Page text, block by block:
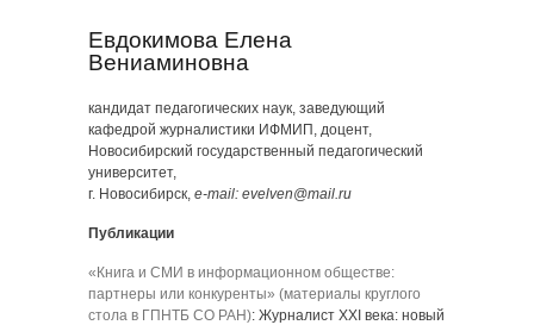
Евдокимова Елена
Вениаминовна
кандидат педагогических наук, заведующий
кафедрой журналистики ИФМИП, доцент,
Новосибирский государственный педагогический
университет,
г. Новосибирск, e-mail: evelven@mail.ru
Публикации
«Книга и СМИ в информационном обществе:
партнеры или конкуренты» (материалы круглого
стола в ГПНТБ СО РАН): Журналист XXI века: новый